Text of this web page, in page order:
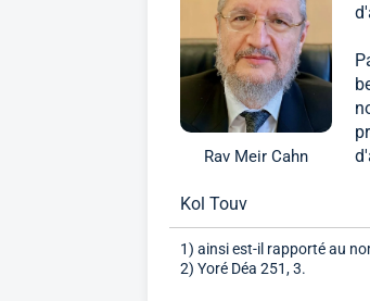
Rav Meir Cahn
Kol Touv
1) ainsi est-il rapporté au
2) Yoré Déa 251, 3.